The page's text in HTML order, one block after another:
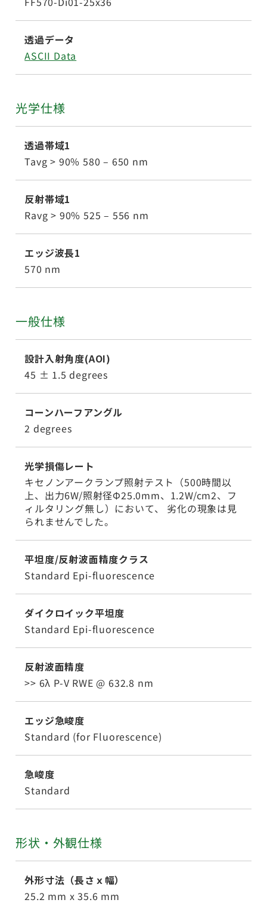
透過データ
ASCII Data
光学仕様
透過帯域1
Tavg > 90% 580 – 650 nm
反射帯域1
Ravg > 90% 525 – 556 nm
エッジ波長1
570 nm
一般仕様
設計入射角度(AOI)
45 ± 1.5 degrees
コーンハーフアングル
2 degrees
光学損傷レート
キセノンアークランプ照射テスト（500時間以
上、出力6W/照射径Φ25.0mm、1.2W/cm2、フ
ィルタリング無し）において、 劣化の現象は見
られませんでした。
平坦度/反射波面精度クラス
Standard Epi-fluorescence
ダイクロイック平坦度
Standard Epi-fluorescence
反射波面精度
>> 6λ P-V RWE @ 632.8 nm
エッジ急峻度
Standard (for Fluorescence)
急峻度
Standard
形状・外観仕様
外形寸法（長さｘ幅）
25.2 mm x 35.6 mm